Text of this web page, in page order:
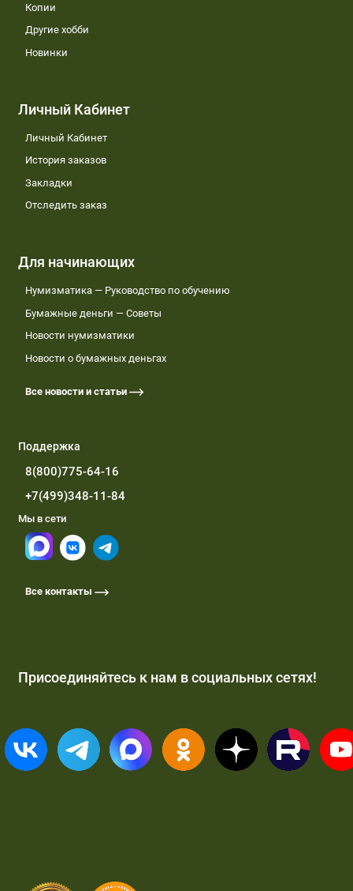
Копии
Другие хобби
Новинки
Личный Кабинет
Личный Кабинет
История заказов
Закладки
Отследить заказ
Для начинающих
Нумизматика — Руководство по обучению
Бумажные деньги — Советы
Новости нумизматики
Новости о бумажных деньгах
Все новости и статьи
Поддержка
8(800)775-64-16
+7(499)348-11-84
Мы в сети
Все контакты
Присоединяйтесь к нам в социальных сетях!